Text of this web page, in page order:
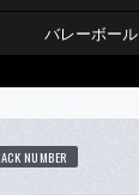
バレーボール
NUMBER